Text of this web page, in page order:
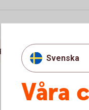
Svenska
Våra